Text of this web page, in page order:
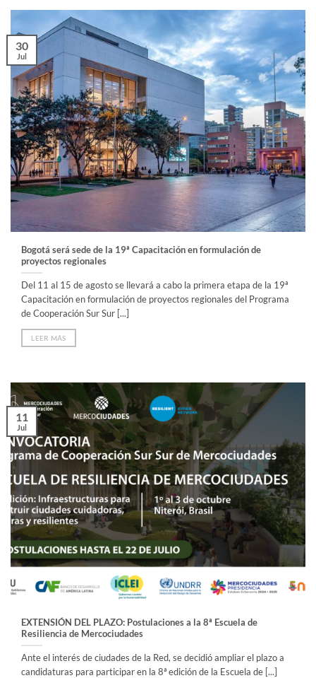
Bogotá será sede de la 19ª Capacitación en formulación de
proyectos regionales
Del 11 al 15 de agosto se llevará a cabo la primera etapa de la 19ª
Capacitación en formulación de proyectos regionales del Programa
de Cooperación Sur Sur [...]
LEER MÁS
30
Jul
EXTENSIÓN DEL PLAZO: Postulaciones a la 8ª Escuela de
Resiliencia de Mercociudades
Ante el interés de ciudades de la Red, se decidió ampliar el plazo a
candidaturas para participar en la 8ª edición de la Escuela de [...]
11
Jul